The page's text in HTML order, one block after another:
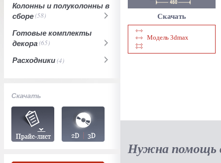
Колонны и полуколонны в
сборе(58)
Готовые комплекты
декора(65)
Расходники(4)
Скачать
Скачать
Модель 3dmax
Нужна помощь